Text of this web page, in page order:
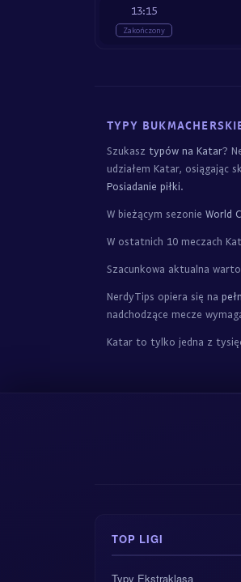
13:15
Zakończony
TYPY
Szukasz typów na Katar?
udziałem Katar, osiągając
Posiadanie piłki.
W bieżącym sezonie World
W ostatnich 10 meczach
Szacunkowa aktualna
NerdyTips opiera się na
nadchodzące mecze
Katar to tylko jedna z
TOP LIGI
Typy Ekstraklasa